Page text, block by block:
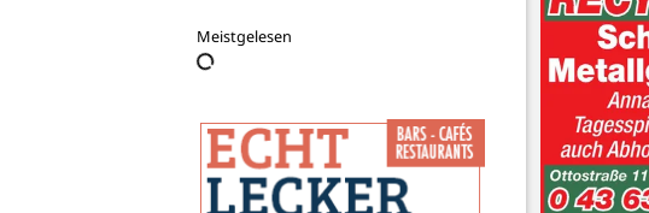
Meistgelesen